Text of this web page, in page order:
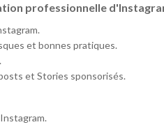
professionnelle
et bonnes pratiques.
et Stories sponsorisés.